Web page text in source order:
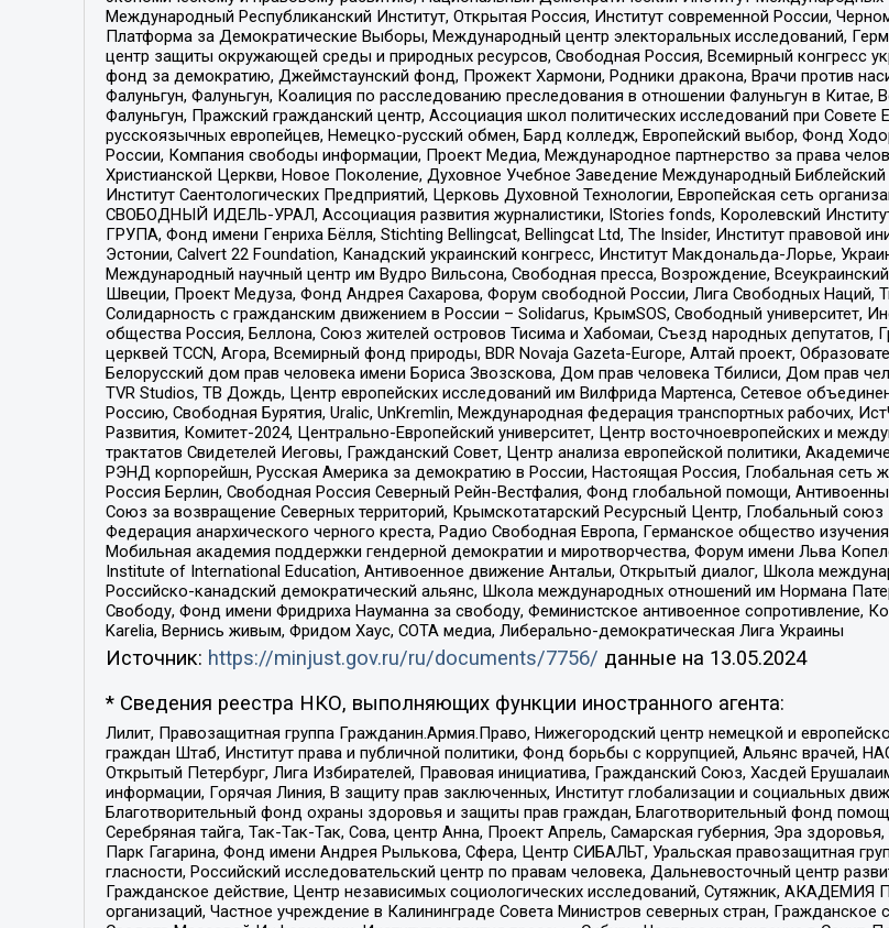
Международный Республиканский Институт, Открытая Россия, Институт современной России,
Платформа за Демократические Выборы, Международный центр электоральных исследований,
центр защиты окружающей среды и природных ресурсов, Свободная Россия, Всемирный конгресс
фонд за демократию, Джеймстаунский фонд, Прожект Хармони, Родники дракона, Врачи против
Фалуньгун, Фалуньгун, Коалиция по расследованию преследования в отношении Фалуньгун в
Фалуньгун, Пражский гражданский центр, Ассоциация школ политических исследований при
русскоязычных европейцев, Немецко-русский обмен, Бард колледж, Европейский выбор, Фонд
России, Компания свободы информации, Проект Медиа, Международное партнерство за права
Христианской Церкви, Новое Поколение, Духовное Учебное Заведение Международный
Институт Саентологических Предприятий, Церковь Духовной Технологии, Европейская сеть
СВОБОДНЫЙ ИДЕЛЬ-УРАЛ, Ассоциация развития журналистики, IStories fonds, Королевский
ГРУПА, Фонд имени Генриха Бёлля, Stichting Bellingcat, Bellingcat Ltd, The Insider, Институт правовой
Эстонии, Calvert 22 Foundation, Канадский украинский конгресс, Институт Макдональда-Лорье,
Международный научный центр им Вудро Вильсона, Свободная пресса, Возрождение,
Швеции, Проект Медуза, Фонд Андрея Сахарова, Форум свободной России, Лига Свободных Наций,
Солидарность с гражданским движением в России – Solidarus, КрымSOS, Свободный университет,
общества Россия, Беллона, Союз жителей островов Тисима и Хабомаи, Съезд народных депутатов,
церквей TCCN, Агора, Всемирный фонд природы, BDR Novaja Gazeta-Europe, Алтай проект,
Белорусский дом прав человека имени Бориса Звозскова, Дом прав человека Тбилиси, Дом прав
TVR Studios, ТВ Дождь, Центр европейских исследований им Вилфрида Мартенса, Сетевое
Россию, Свободная Бурятия, Uralic, UnKremlin, Международная федерация транспортных рабочих,
Развития, Комитет-2024, Центрально-Европейский университет, Центр восточноевропейских и
трактатов Свидетелей Иеговы, Гражданский Совет, Центр анализа европейской политики,
РЭНД корпорейшн, Русская Америка за демократию в России, Настоящая Россия, Глобальная сеть
Россия Берлин, Свободная Россия Северный Рейн-Вестфалия, Фонд глобальной помощи,
Союз за возвращение Северных территорий, Крымскотатарский Ресурсный Центр, Глобальный
Федерация анархического черного креста, Радио Свободная Европа, Германское общество
Мобильная академия поддержки гендерной демократии и миротворчества, Форум имени Льва
Institute of International Education, Антивоенное движение Антальи, Открытый диалог, Школа
Российско-канадский демократический альянс, Школа международных отношений им Нормана
Свободу, Фонд имени Фридриха Науманна за свободу, Феминистское антивоенное сопротивление,
Karelia, Вернись живым, Фридом Хаус, СОТА медиа, Либерально-демократическая Лига Украины
Источник: https://minjust.gov.ru/ru/documents/7756/ данные на 13.05.2024
* Сведения реестра НКО, выполняющих функции иностранного агента:
Лилит, Правозащитная группа Гражданин.Армия.Право, Нижегородский центр немецкой и
граждан Штаб, Институт права и публичной политики, Фонд борьбы с коррупцией, Альянс
Открытый Петербург, Лига Избирателей, Правовая инициатива, Гражданский Союз, Хасдей
информации, Горячая Линия, В защиту прав заключенных, Институт глобализации и социальных
Благотворительный фонд охраны здоровья и защиты прав граждан, Благотворительный фонд
Серебряная тайга, Так-Так-Так, Сова, центр Анна, Проект Апрель, Самарская губерния, Эра
Парк Гагарина, Фонд имени Андрея Рылькова, Сфера, Центр СИБАЛЬТ, Уральская правозащитная
гласности, Российский исследовательский центр по правам человека, Дальневосточный центр
Гражданское действие, Центр независимых социологических исследований, Сутяжник,
организаций, Частное учреждение в Калининграде Совета Министров северных стран,